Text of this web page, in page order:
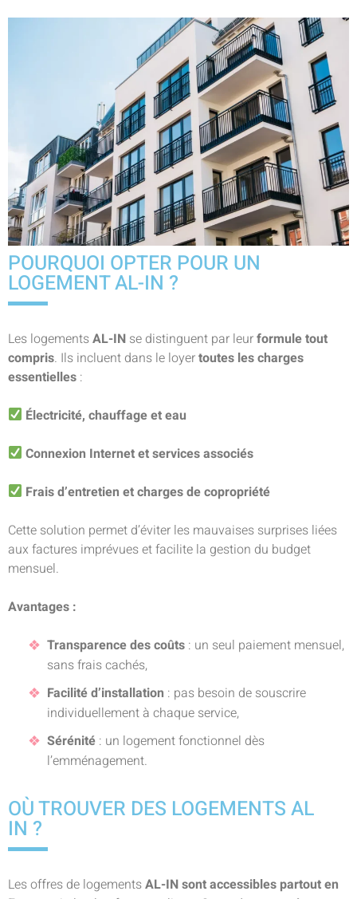
POURQUOI OPTER POUR UN
LOGEMENT AL-IN ?
Les logementsAL-IN se distinguent par leurformule tout
compris. Ils incluent dans le loyertoutes les charges
essentielles :
Électricité, chauffage et eau
Connexion Internet et services associés
Frais d’entretien et charges de copropriété
Cette solution permet d’éviter les mauvaises surprises liées
aux factures imprévues et facilite la gestion du budget
mensuel.
Avantages :
Transparence des coûts : un seul paiement mensuel,
sans frais cachés,
Facilité d’installation : pas besoin de souscrire
individuellement à chaque service,
Sérénité : un logement fonctionnel dès
l’emménagement.
OÙ TROUVER DES LOGEMENTS AL
IN ?
Les offres de logementsAL-IN sont accessibles partout en